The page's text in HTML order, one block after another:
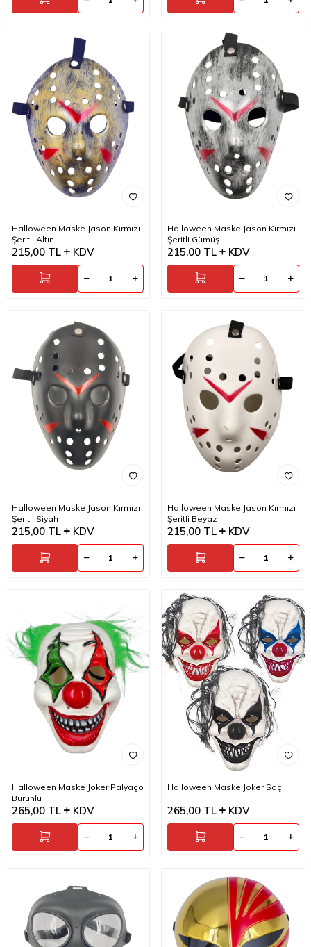
Halloween Maske Jason Kırmızı
Şeritli Altın
215,00 TL KDV
Halloween Maske Jason Kırmızı
Şeritli Gümüş
215,00 TL KDV
Halloween Maske Jason Kırmızı
Şeritli Siyah
215,00 TL KDV
Halloween Maske Jason Kırmızı
Şeritli Beyaz
215,00 TL KDV
Halloween Maske Joker Palyaço
Burunlu
265,00 TL KDV
Halloween Maske Joker Saçlı
265,00 TL KDV